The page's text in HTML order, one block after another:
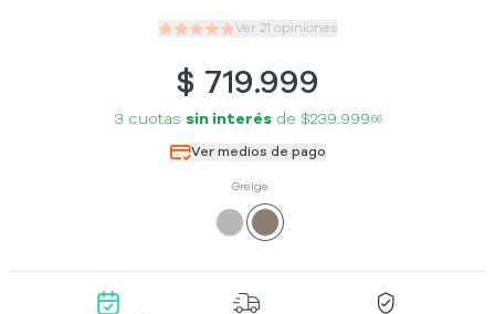
Ver 21 opiniones
$ 719.999
3 cuotas sin interésde $239.999 66
Ver medios de pago
Greige